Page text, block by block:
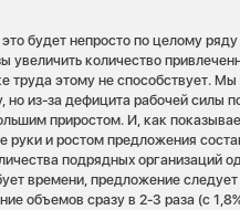
будет непросто по целому
увеличить количество
труда этому не способствует.
но из-за дефицита рабочей силы
приростом. И, как
руки и ростом предложения
подрядных организаций
времени, предложение
объемов сразу в 2-3 раза (с